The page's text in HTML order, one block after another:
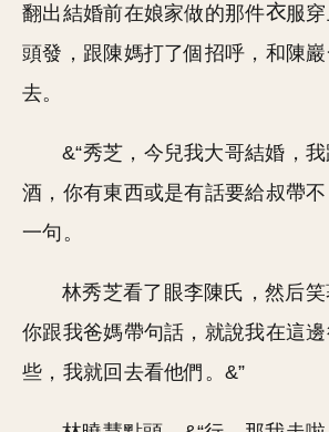
翻出結婚前在娘家做的那件
服
頭發，跟陳媽打了個招呼，和陳
去。
&“秀芝，今兒我大哥結婚，
酒，你有東西或是有話要給叔帶不
一句。
林秀芝看了眼李陳氏，然后笑
你跟我爸媽帶句話，就說我在這
些，我就回去看他們。&”